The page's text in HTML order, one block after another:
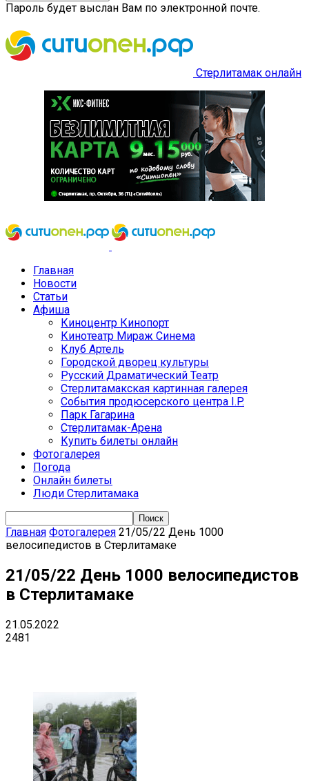
Пароль будет выслан Вам по электронной почте.
Стерлитамак онлайн
Главная
Новости
Статьи
Афиша
Киноцентр Кинопорт
Кинотеатр Мираж Синема
Клуб Артель
Городской дворец культуры
Русский Драматический Театр
Стерлитамакская картинная галерея
События продюсерского центра I.P.
Парк Гагарина
Стерлитамак-Арена
Купить билеты онлайн
Фотогалерея
Погода
Онлайн билеты
Люди Стерлитамака
Главная Фотогалерея 21/05/22 День 1000
велосипедистов в Стерлитамаке
21/05/22 День 1000 велосипедистов
в Стерлитамаке
21.05.2022
2481